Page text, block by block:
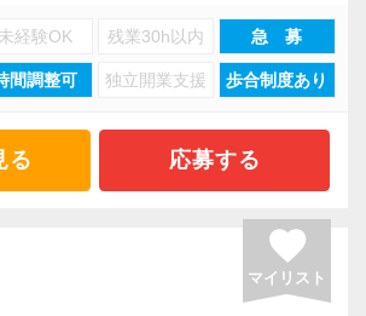
を受け、今後も社員が働きやす
積極的に推進していきます。
ける環境を用意してお待ちして
はこんなオフィスです】
プンしたオフィス。
精鋭スタッフが立ち上げメンバ
！
渋谷」「新宿」「錦糸町」
谷オフィス」を新設し、その
ス」「大阪オフィス」「錦糸町
移転！
月には「柏オフィス」を開設
未経験OK 残業30h以内 急 募
間調整可 独立開業支援 歩合制度あり
る 応募する
favorite
マイリスト